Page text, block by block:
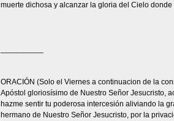
muerte dichosa y alcanzar la gloria del Cielo
ORACIÓN (Solo el Viernes a continuacion de la
Apóstol gloriosísimo de Nuestro Señor Jesucristo,
hazme sentir tu poderosa intercesión aliviando la
hermano de Nuestro Señor Jesucristo, por la